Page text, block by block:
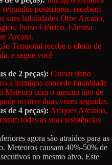
posteriores, recebem
suas habilidades Orbe Arcano,
Pulso Elétrico, Lâmina
Arcana.
Temporal recebe o efeito de
e segue você
de 2 peças): Causar dano
a inimigos concede imunidade
Meteoro com o mesmo tipo de
ocorrer duas vezes seguidas.
de 4 peças): Ataques Arcanos,
todas as suas resistências
agora são atraídos para as
Meteoros causam 40%-50% de
no mesmo alvo. Este